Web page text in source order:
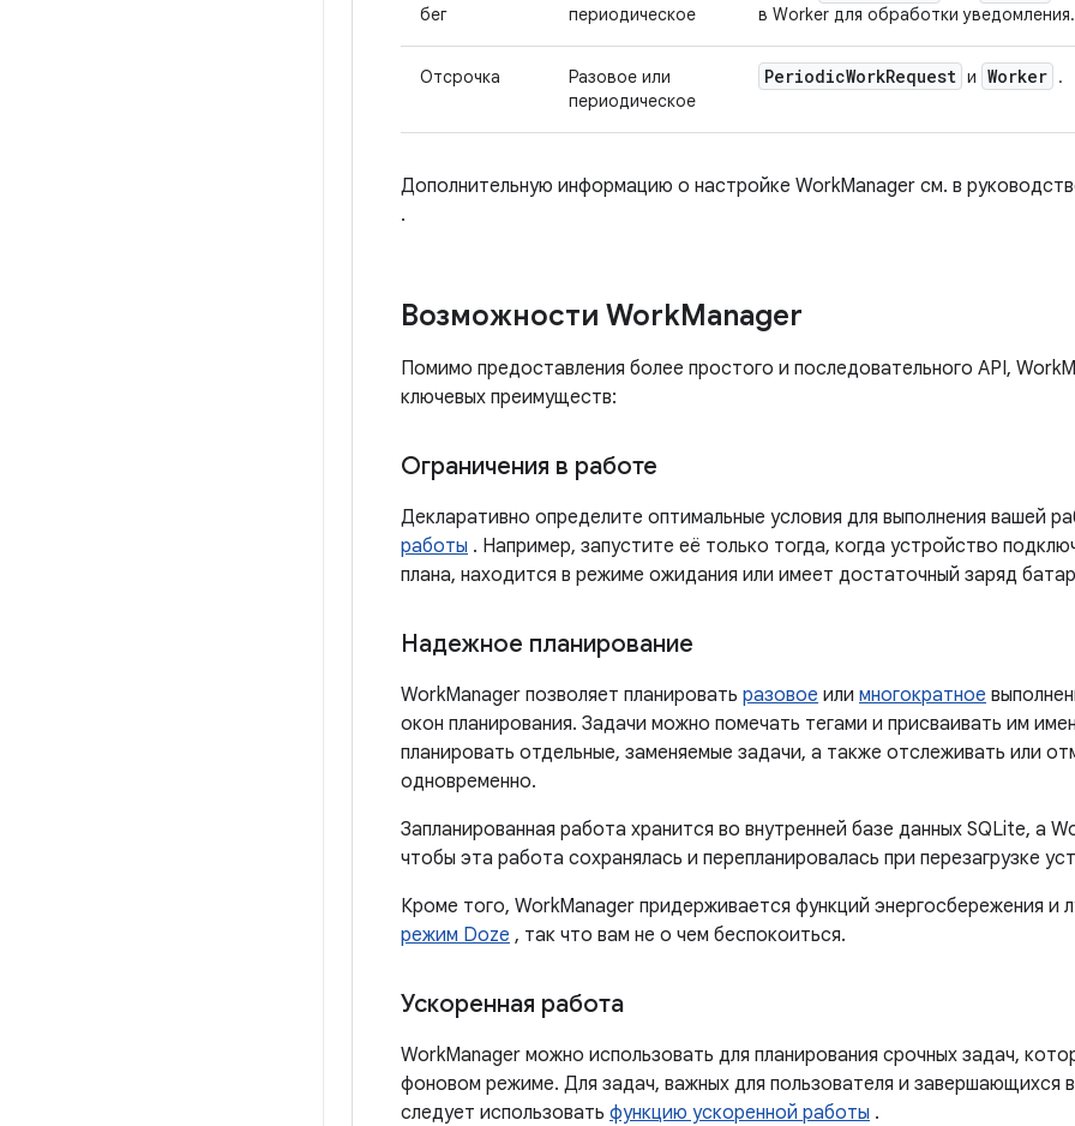
бег
периодическое
в Worker для обработки уведомления.
Отсрочка
Разовое или
периодическое
PeriodicWorkRequest и Worker .
Дополнительную информацию о настройке WorkManager см. в
.
Возможности WorkManager
Помимо предоставления более простого и последовательного API,
ключевых преимуществ:
Ограничения в работе
Декларативно определите оптимальные условия для выполнения вашей
работы . Например, запустите её только тогда, когда устройство
плана, находится в режиме ожидания или имеет достаточный заряд
Надежное планирование
WorkManager позволяет планировать разовое или многократное
окон планирования. Задачи можно помечать тегами и присваивать им
планировать отдельные, заменяемые задачи, а также отслеживать или
одновременно.
Запланированная работа хранится во внутренней базе данных SQLite, а
чтобы эта работа сохранялась и перепланировалась при перезагрузке
Кроме того, WorkManager придерживается функций энергосбережения и
режим Doze , так что вам не о чем беспокоиться.
Ускоренная работа
WorkManager можно использовать для планирования срочных задач,
фоновом режиме. Для задач, важных для пользователя и завершающихся
следует использовать функцию ускоренной работы .